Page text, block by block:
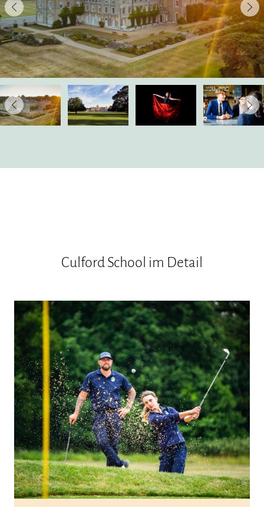
Culford School im Detail